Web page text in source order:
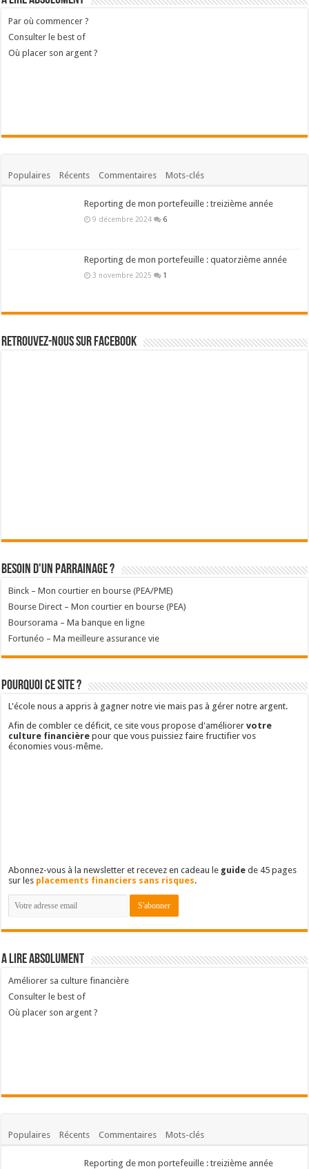
Par où commencer ?
Consulter le best of
Où placer son argent ?
Populaires Récents Commentaires Mots-clés
Reporting de mon portefeuille : treizième année
9 décembre 2024 6
Reporting de mon portefeuille : quatorzième année
3 novembre 2025 1
Retrouvez-nous sur Facebook
Besoin d'un parrainage ?
Binck – Mon courtier en bourse (PEA/PME)
Bourse Direct – Mon courtier en bourse (PEA)
Boursorama – Ma banque en ligne
Fortunéo – Ma meilleure assurance vie
Pourquoi ce site ?
L'école nous a appris à gagner notre vie mais pas à gérer notre argent.
Afin de combler ce déficit, ce site vous propose d'améliorervotre
culture financière pour que vous puissiez faire fructifier vos
économies vous-même.
Abonnez-vous à la newsletter et recevez en cadeau le guide de 45 pages
sur les placements financiers sans risques.
A lire absolument
Améliorer sa culture financière
Consulter le best of
Où placer son argent ?
Populaires Récents Commentaires Mots-clés
Reporting de mon portefeuille : treizième année